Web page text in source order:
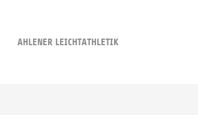
AHLENER LEICHTATHLETIK